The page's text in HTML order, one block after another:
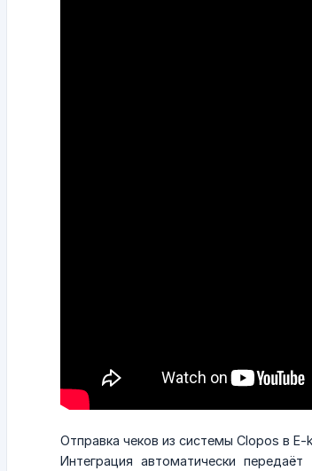
Отправка чеков из системы Clopos в
Интеграция автоматически